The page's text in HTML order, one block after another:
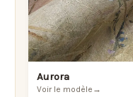
Aurora
Voir le modèle →